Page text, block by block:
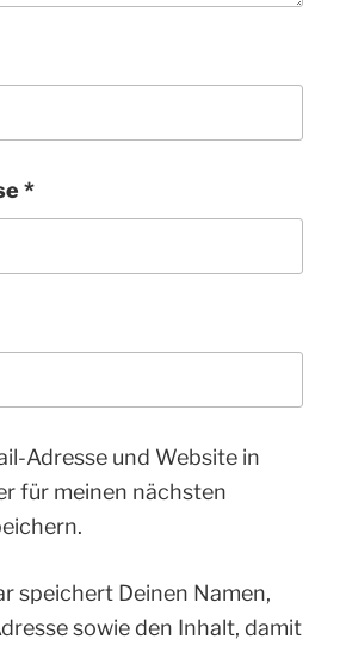
*
Adresse und Website in
für meinen nächsten
speichert Deinen Namen,
sowie den Inhalt, damit